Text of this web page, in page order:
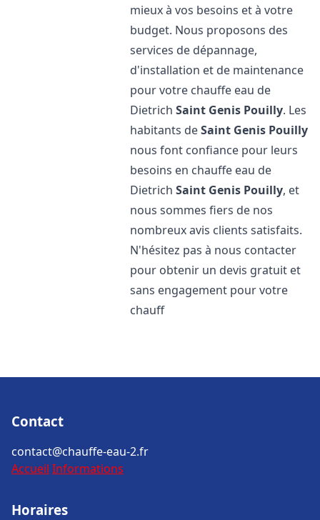
mieux à vos besoins et à votre
budget. Nous proposons des
services de dépannage,
d'installation et de maintenance
pour votre chauffe eau de
DietrichSaint Genis Pouilly. Les
habitants deSaint Genis Pouilly
nous font confiance pour leurs
besoins en chauffe eau de
DietrichSaint Genis Pouilly, et
nous sommes fiers de nos
nombreux avis clients satisfaits.
N'hésitez pas à nous contacter
pour obtenir un devis gratuit et
sans engagement pour votre
chauff
Contact
contact@chauffe-eau-2.fr
Accueil Informations
Horaires